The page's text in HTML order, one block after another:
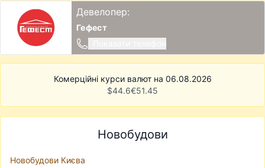
Девелопер:
Гефест
Комерційні курси валют на 06.08.2026
$44.6€51.45
Новобудови
Новобудови Києва